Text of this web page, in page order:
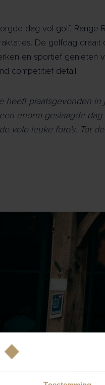
dag vol golf, Range
De golfdag draait
en sportief genieten
competitief detail.
heeft plaatsgevonden in
enorm geslaagde dag
vele leuke foto's. Tot